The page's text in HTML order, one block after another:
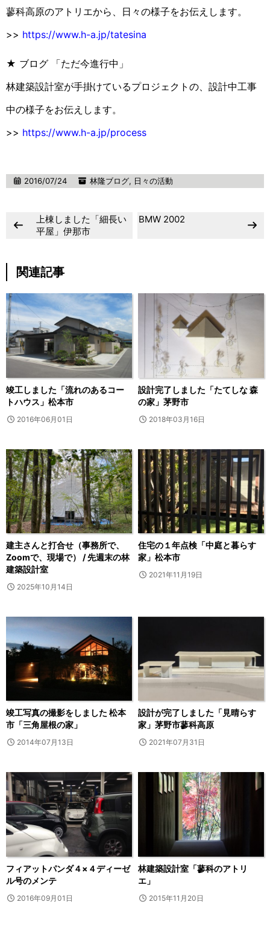
蓼科高原のアトリエから、日々の様子をお伝えします。
>> https://www.h-a.jp/tatesina
★ ブログ 「ただ今進行中」
林建築設計室が手掛けているプロジェクトの、設計中工事
中の様子をお伝えします。
>> https://www.h-a.jp/process
2016/07/24 林隆ブログ, 日々の活動
上棟しました「細長い
平屋」伊那市
BMW 2002
関連記事
竣工しました「流れのあるコー
トハウス」松本市
2016年06月01日
設計完了しました「たてしな 森
の家」茅野市
2018年03月16日
建主さんと打合せ（事務所で、
Zoomで、現場で） / 先週末の林
建築設計室
2025年10月14日
住宅の１年点検「中庭と暮らす
家」松本市
2021年11月19日
竣工写真の撮影をしました 松本
市「三角屋根の家」
2014年07月13日
設計が完了しました「見晴らす
家」茅野市蓼科高原
2021年07月31日
フィアットパンダ４×４ディーゼ
ル号のメンテ
2016年09月01日
林建築設計室「蓼科のアトリ
エ」
2015年11月20日